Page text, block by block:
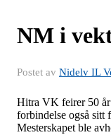
NM i
Postet av Nidelv IL
Hitra VK feirer 50 år
forbindelse også sitt
Mesterskapet ble